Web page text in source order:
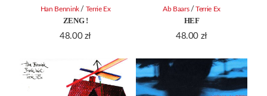
ZENG !
48.00 zł
Han Bennink / Terrie Ex
HEF
48.00 zł
Ab Baars / Terrie Ex